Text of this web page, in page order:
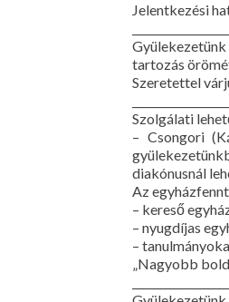
Jelentkezési
tartozás
Szeretettel
Szolgálati
– Csongori
diakónusnál
Az
– kereső
– nyugdíjas
–
„Nagyobb